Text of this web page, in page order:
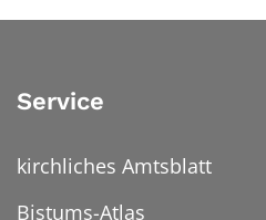
Service
kirchliches Amtsblatt
Bistums-Atlas